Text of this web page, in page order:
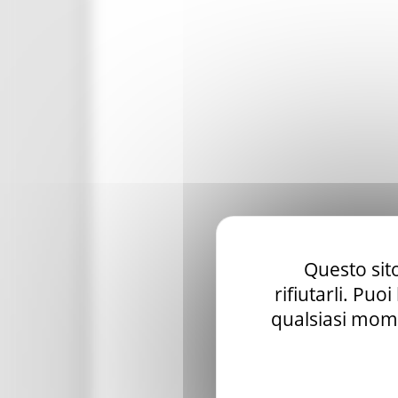
Questo
rifiutarli. Puoi
qualsiasi